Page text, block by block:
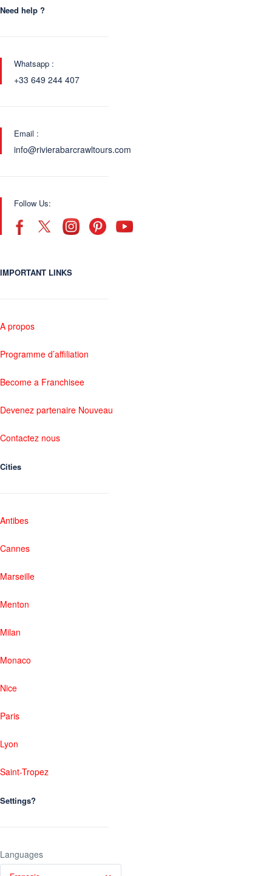
Need help ?
Whatsapp :
+33 649 244 407
Email :
info@rivierabarcrawltours.com
Follow Us:
IMPORTANT LINKS
A propos
Programme d’affiliation
Become a Franchisee
Devenez partenaire Nouveau
Contactez nous
Cities
Antibes
Cannes
Marseille
Menton
Milan
Monaco
Nice
Paris
Lyon
Saint-Tropez
Settings?
Languages